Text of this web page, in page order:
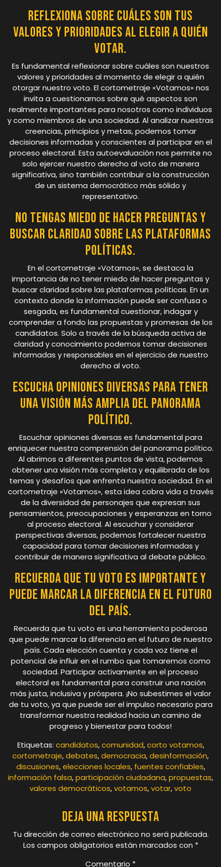
Reflexiona sobre cuáles son tus
valores y prioridades al elegir a quién
votar.
Es fundamental reflexionar sobre cuáles son nuestros
valores y prioridades al momento de elegir a quién
otorgar nuestro voto. El cortometraje «Votamos» nos
invita a cuestionarnos sobre qué aspectos son
realmente importantes para nosotros como individuos
y como miembros de una sociedad. Al analizar nuestras
creencias, principios y metas, podemos tomar
decisiones informadas y conscientes al participar en el
proceso electoral. Esta autoevaluación nos permite no
solo ejercer nuestro derecho al voto de manera
significativa, sino también contribuir a la construcción
de un sistema democrático más sólido y
representativo.
No tengas miedo de hacer preguntas y
buscar claridad sobre las plataformas
políticas.
En el cortometraje «Votamos», se destaca la
importancia de no tener miedo de hacer preguntas y
buscar claridad sobre las plataformas políticas. En un
contexto donde la información puede ser confusa o
sesgada, es fundamental cuestionar, indagar y
comprender a fondo las propuestas y promesas de los
candidatos. Solo a través de la búsqueda activa de
claridad y conocimiento podemos tomar decisiones
informadas y responsables en el ejercicio de nuestro
derecho al voto.
Escucha opiniones diversas para tener
una visión más amplia del panorama
político.
Escuchar opiniones diversas es fundamental para
enriquecer nuestra comprensión del panorama político.
Al abrirnos a diferentes puntos de vista, podemos
obtener una visión más completa y equilibrada de los
temas y desafíos que enfrenta nuestra sociedad. En el
cortometraje «Votamos», esta idea cobra vida a través
de la diversidad de personajes que expresan sus
pensamientos, preocupaciones y esperanzas en torno
al proceso electoral. Al escuchar y considerar
perspectivas diversas, podemos fortalecer nuestra
capacidad para tomar decisiones informadas y
contribuir de manera significativa al debate público.
Recuerda que tu voto es importante y
puede marcar la diferencia en el futuro
del país.
Recuerda que tu voto es una herramienta poderosa
que puede marcar la diferencia en el futuro de nuestro
país. Cada elección cuenta y cada voz tiene el
potencial de influir en el rumbo que tomaremos como
sociedad. Participar activamente en el proceso
electoral es fundamental para construir una nación
más justa, inclusiva y próspera. ¡No subestimes el valor
de tu voto, ya que puede ser el impulso necesario para
transformar nuestra realidad hacia un camino de
progreso y bienestar para todos!
Etiquetas: candidatos,comunidad,corto votamos,
cortometraje,debates,democracia,desinformación,
discusiones,elecciones locales, fuentes confiables,
información falsa,participación ciudadana,propuestas,
valores democráticos,votamos,votar,voto
Deja una respuesta
Tu dirección de correo electrónico no será publicada.
Los campos obligatorios están marcados con *
Comentario *